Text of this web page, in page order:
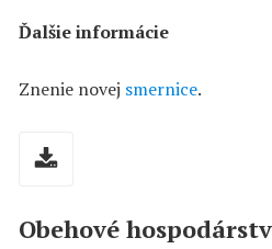
Ďalšie informácie
Znenie novej smernice.
Obehové